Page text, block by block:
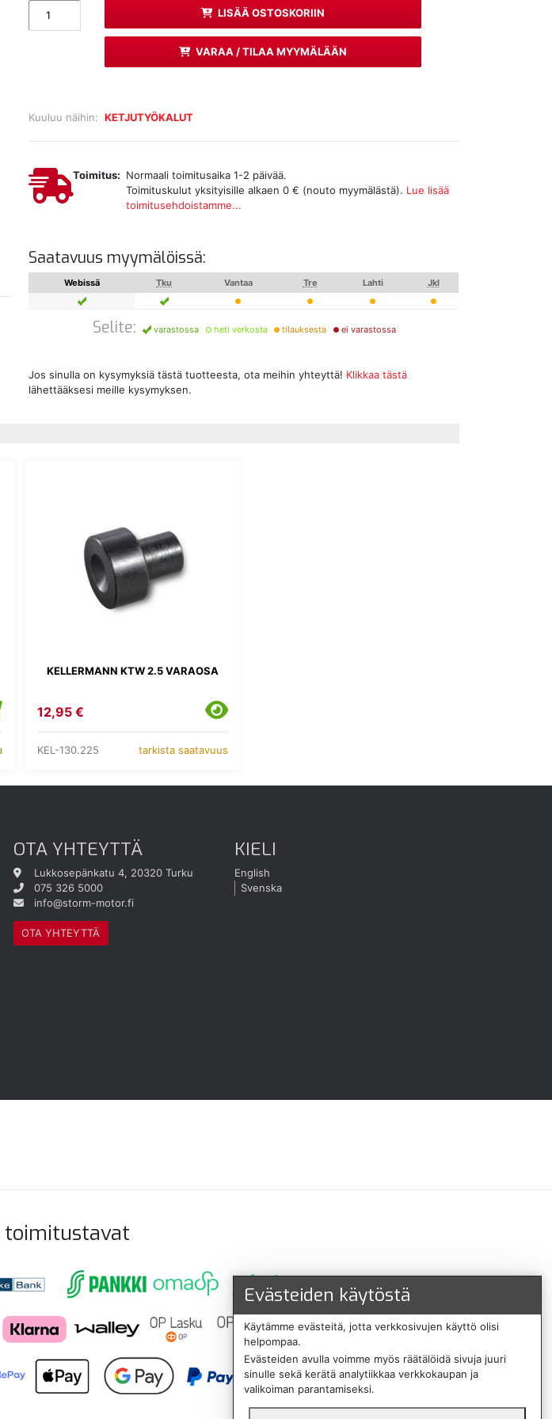
LISÄÄ OSTOSKORIIN
VARAA / TILAA MYYMÄLÄÄN
Kuuluu näihin: KETJUTYÖKALUT
Toimitus: Normaali toimitusaika 1-2 päivää.
Toimituskulut yksityisille alkaen 0 € (nouto myymälästä). Lue lisää
toimitusehdoistamme...
Saatavuus myymälöissä:
Webissä Tku Vantaa Tre Lahti Jkl
Selite: varastossa heti verkosta tilauksesta ei varastossa
Jos sinulla on kysymyksiä tästä tuotteesta, ota meihin yhteyttä! Klikkaa tästä
lähettääksesi meille kysymyksen.
KELLERMANN KTW 2.5 VARAOSA
12,95 €
KEL-130.225 tarkista saatavuus
OTA YHTEYTTÄ
Lukkosepänkatu 4, 20320 Turku
075 326 5000
info@storm-motor.fi
OTA YHTEYTTÄ
KIELI
English
Svenska
toimitustavat
Evästeiden käytöstä
Käytämme evästeitä, jotta verkkosivujen käyttö olisi
helpompaa.
Evästeiden avulla voimme myös räätälöidä sivuja juuri
sinulle sekä kerätä analytiikkaa verkkokaupan ja
valikoiman parantamiseksi.